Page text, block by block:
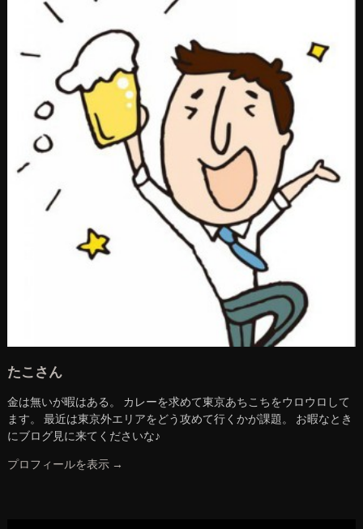
たこさん
金は無いが暇はある。 カレーを求めて東京あちこちをウロウロして
ます。 最近は東京外エリアをどう攻めて行くかが課題。 お暇なとき
にブログ見に来てくださいな♪
プロフィールを表示 →